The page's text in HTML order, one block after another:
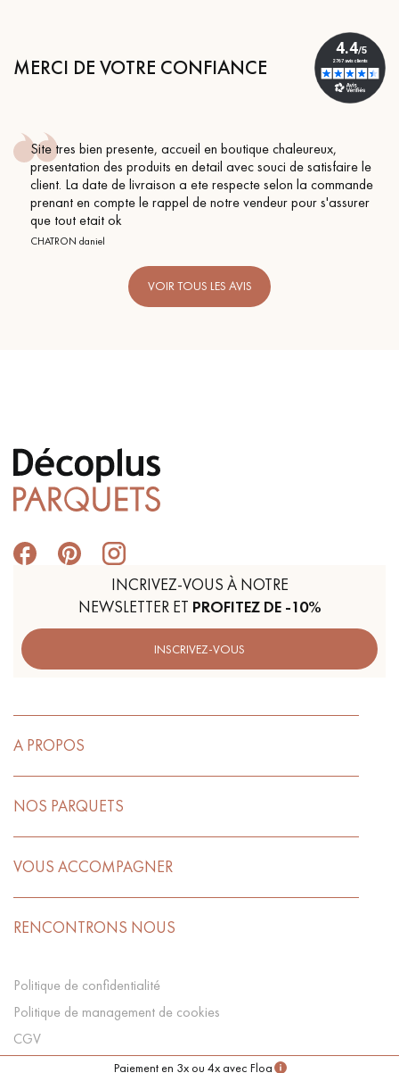
Paiement en 3x ou 4x avec Floa
MERCI DE VOTRE CONFIANCE
Site tres bien presente, accueil en boutique chaleureux,
presentation des produits en detail avec souci de satisfaire le
client. La date de livraison a ete respecte selon la commande
prenant en compte le rappel de notre vendeur pour s'assurer
que tout etait ok
CHATRON daniel
VOIR TOUS LES AVIS
INCRIVEZ-VOUS À NOTRE
NEWSLETTER ET PROFITEZ DE -10%
INSCRIVEZ-VOUS
A PROPOS
NOS PARQUETS
VOUS ACCOMPAGNER
RENCONTRONS NOUS
Politique de confidentialité
Politique de management de cookies
CGV
Préférences Cookies